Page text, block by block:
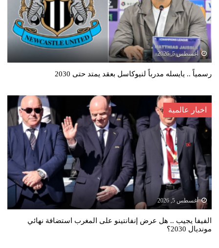
أغسطس 5, 2026
رسمياً .. يايسله مدرباً لنيوكاسل بعقد يمتد حتى 2030
اخبار عالمية
أغسطس 5, 2026
الفيفا يجيب .. هل عرض إنفانتينو على المغرب استضافة نهائي
مونديال 2030؟